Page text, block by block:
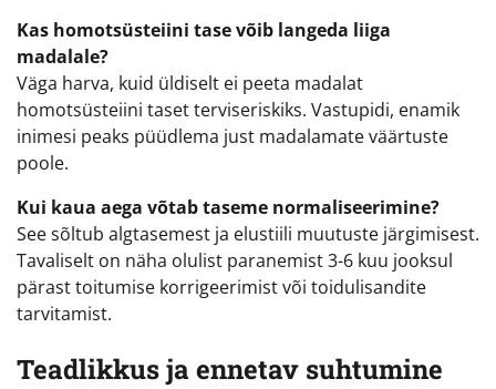
Kas homotsüsteiini tase võib langeda liiga
madalale?
Väga harva, kuid üldiselt ei peeta madalat
homotsüsteiini taset terviseriskiks. Vastupidi, enamik
inimesi peaks püüdlema just madalamate väärtuste
poole.
Kui kaua aega võtab taseme normaliseerimine?
See sõltub algtasemest ja elustiili muutuste järgimisest.
Tavaliselt on näha olulist paranemist 3-6 kuu jooksul
pärast toitumise korrigeerimist või toidulisandite
tarvitamist.
Teadlikkus ja ennetav suhtumine